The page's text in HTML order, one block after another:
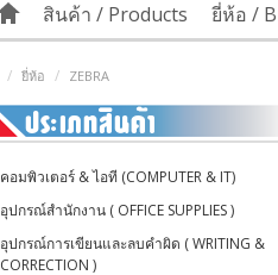
สินค้า / Products ยี่ห้อ /
ยี่ห้อ ZEBRA
คอมพิวเตอร์ & ไอที (COMPUTER & IT)
อุปกรณ์สำนักงาน ( OFFICE SUPPLIES )
อุปกรณ์การเขียนและลบคำผิด ( WRITING &
CORRECTION )